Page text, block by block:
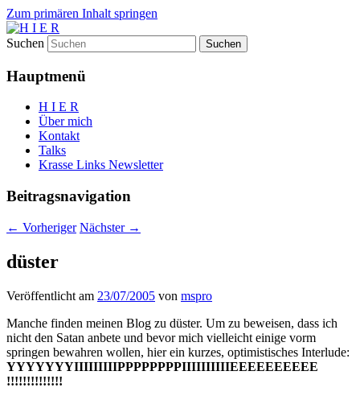
Zum primären Inhalt springen
H I E R
Suchen
Hauptmenü
H I E R
Über mich
Kontakt
Talks
Krasse Links Newsletter
Beitragsnavigation
← Vorheriger Nächster →
düster
Veröffentlicht am 23/07/2005 von mspro
Manche finden meinen Blog zu düster. Um zu beweisen, dass ich
nicht den Satan anbete und bevor mich vielleicht einige vorm
springen bewahren wollen, hier ein kurzes, optimistisches Interlude:
YYYYYYYIIIIIIIIIPPPPPPPPIIIIIIIIIIEEEEEEEEEE
!!!!!!!!!!!!!!